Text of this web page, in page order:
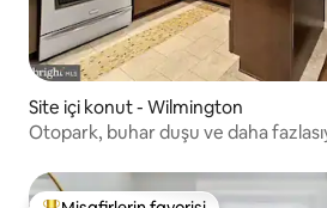
Site içi konut - Wilmington
Otopark, buhar duşu ve daha